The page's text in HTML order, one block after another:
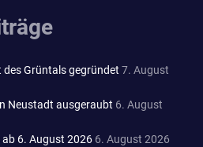
Grüntals gegründet 7. August
Neustadt ausgeraubt 6. August
6. August 2026 6. August 2026